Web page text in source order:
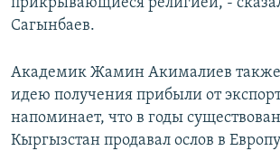
прикрывающиеся религией, -
Сагынбаев.
Академик Жамин Акималиев также
идею получения прибыли от
напоминает, что в годы
Кыргызстан продавал ослов в